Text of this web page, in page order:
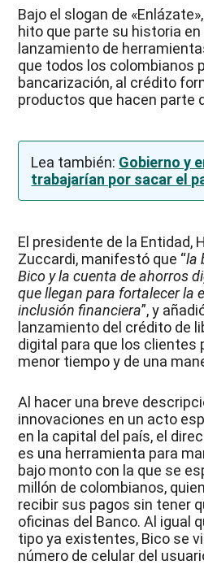
Bajo el slogan de «Enlázate»,
hito que parte su historia en
lanzamiento de
que todos los colombianos
bancarización, al crédito
productos que hacen parte
Lea también: Gobierno y
trabajarían por sacar el
El presidente de la Entidad,
Zuccardi, manifestó que “la
Bico y la cuenta de ahorros
que llegan para fortalecer la
inclusión financiera”, y
lanzamiento del crédito de
digital para que los clientes
menor tiempo y de una
Al hacer una breve
innovaciones en un acto
en la capital del país, el
es una herramienta para
bajo monto con la que se
millón de colombianos,
recibir sus pagos sin tener
oficinas del Banco. Al igual
tipo ya existentes, Bico se
número de celular del